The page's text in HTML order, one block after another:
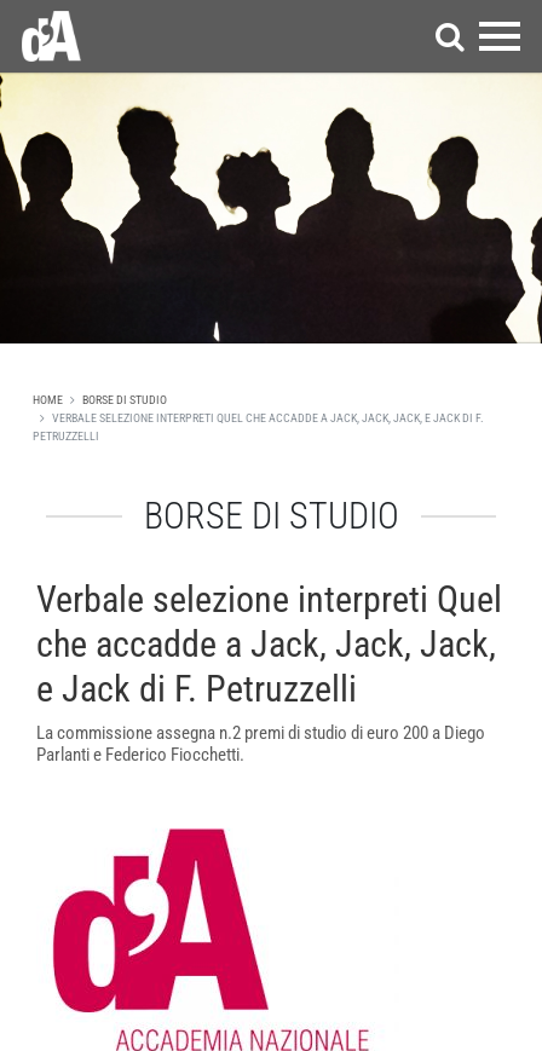
HOME
BORSE DI STUDIO
VERBALE SELEZIONE INTERPRETI QUEL CHE ACCADDE A JACK, JACK, JACK, E JACK DI F.
PETRUZZELLI
BORSE DI STUDIO
Verbale selezione interpreti Quel
che accadde a Jack, Jack, Jack,
e Jack di F. Petruzzelli
La commissione assegna n.2 premi di studio di euro 200 a Diego
Parlanti e Federico Fiocchetti.